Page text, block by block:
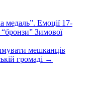
медаль”. Емоції 17-
“бронзи” Зимової
мешканців
громаді →